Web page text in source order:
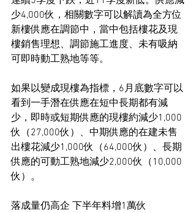
少4,000伙，相關數字可以解讀為全方位
新樓供應在調節中，當中包括樓花及現
樓銷售理想、調節施工進度、未有吸納
可即時動工熟地等等。
如果以變成現樓為指標，6月底數字可以
看到一手潛在供應在短中長期都有減
少，即時或短期供應的現樓約減少1,000
伙（27,000伙）、中期供應的在建未售
出樓花減少1,000伙（64,000伙）、長期
供應的可動工熟地減少2,000伙（10,000
伙）。
落成量仍高企 下半年料增1萬伙